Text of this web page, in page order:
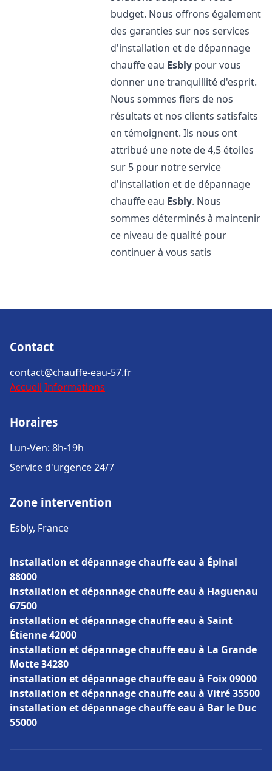
budget. Nous offrons également
des garanties sur nos services
d'installation et de dépannage
chauffe eau Esbly pour vous
donner une tranquillité d'esprit.
Nous sommes fiers de nos
résultats et nos clients satisfaits
en témoignent. Ils nous ont
attribué une note de 4,5 étoiles
sur 5 pour notre service
d'installation et de dépannage
chauffe eau Esbly. Nous
sommes déterminés à maintenir
ce niveau de qualité pour
continuer à vous satis
Contact
contact@chauffe-eau-57.fr
Accueil Informations
Horaires
Lun-Ven: 8h-19h
Service d'urgence 24/7
Zone intervention
Esbly, France
installation et dépannage chauffe eau à Épinal
88000
installation et dépannage chauffe eau à Haguenau
67500
installation et dépannage chauffe eau à Saint
Étienne 42000
installation et dépannage chauffe eau à La Grande
Motte 34280
installation et dépannage chauffe eau à Foix 09000
installation et dépannage chauffe eau à Vitré 35500
installation et dépannage chauffe eau à Bar le Duc
55000